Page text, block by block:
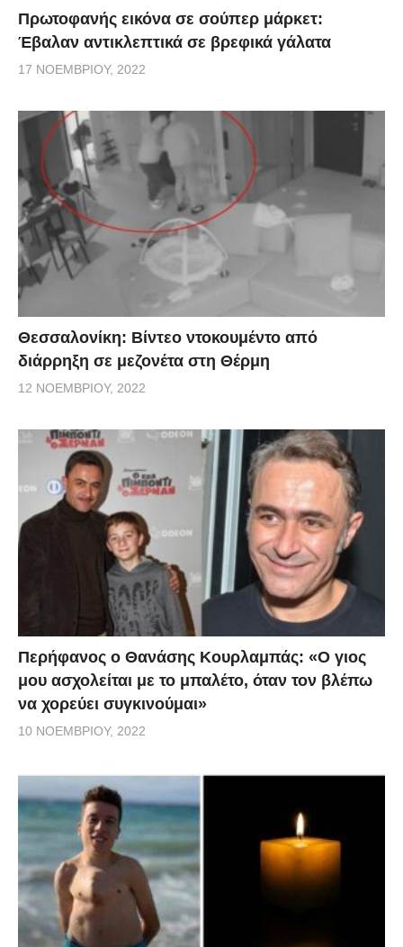
Πρωτοφανής εικόνα σε σούπερ μάρκετ:
Έβαλαν αντικλεπτικά σε βρεφικά γάλατα
17 ΝΟΕΜΒΡΊΟΥ, 2022
Θεσσαλονίκη: Βίντεο ντοκουμέντο από
διάρρηξη σε μεζονέτα στη Θέρμη
12 ΝΟΕΜΒΡΊΟΥ, 2022
Περήφανος ο Θανάσης Κουρλαμπάς: «Ο γιος
μου ασχολείται με το μπαλέτο, όταν τον βλέπω
να χορεύει συγκινούμαι»
10 ΝΟΕΜΒΡΊΟΥ, 2022